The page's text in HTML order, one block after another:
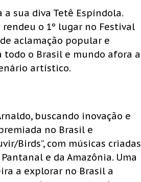
sua diva Tetê Espíndola.
rendeu o 1º lugar no Festival
aclamação popular e
o Brasil e mundo afora a
artístico.
buscando inovação e
no Brasil e
Birds”, com músicas criadas
e da Amazônia. Uma
a explorar no Brasil a